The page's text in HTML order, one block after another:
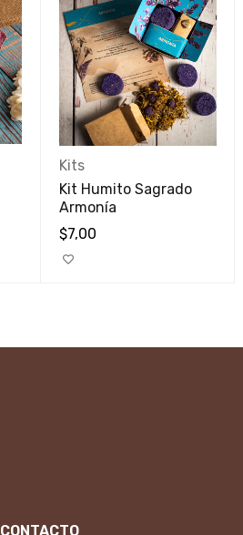
Kits
Kit Humito Sagrado
Armonía
$7,00
CONTACTO